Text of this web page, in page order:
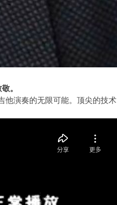
。
他演奏的无限可能。顶尖的技术